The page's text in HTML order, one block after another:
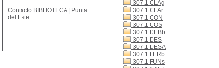
307.1 CLAg
307.1 CLAr
307.1 CON
307.1 COS
307.1 DEBb
307.1 DES
307.1 DESA
307.1 FERb
307.1 FUNs
Contacto BIBLIOTECA | Punta
del Este